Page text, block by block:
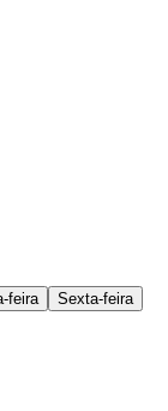
feira
Sexta-feira